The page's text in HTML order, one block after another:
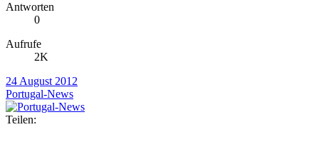
Antworten
0
Aufrufe
2K
24 August 2012
Portugal-News
Teilen: